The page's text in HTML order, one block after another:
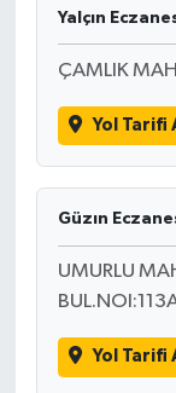
Yalçın
ÇAMLIK
Yol Tarifi
Güzın
UMURLU
Yol Tarifi